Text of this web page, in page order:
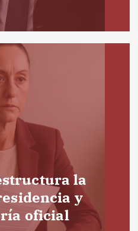
la
y
oficial